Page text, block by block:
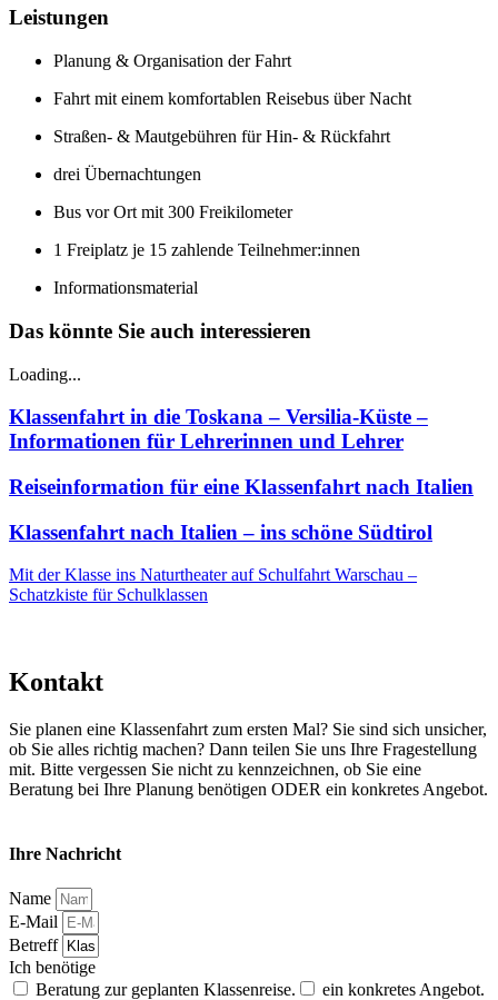
Leistungen
Planung & Organisation der Fahrt
Fahrt mit einem komfortablen Reisebus über Nacht
Straßen- & Mautgebühren für Hin- & Rückfahrt
drei Übernachtungen
Bus vor Ort mit 300 Freikilometer
1 Freiplatz je 15 zahlende Teilnehmer:innen
Informationsmaterial
Das könnte Sie auch interessieren
Loading...
Klassenfahrt in die Toskana – Versilia-Küste –
Informationen für Lehrerinnen und Lehrer
Reiseinformation für eine Klassenfahrt nach Italien
Klassenfahrt nach Italien – ins schöne Südtirol
Mit der Klasse ins Naturtheater auf SchulfahrtWarschau –
Schatzkiste für Schulklassen
Kontakt
Sie planen eine Klassenfahrt zum ersten Mal? Sie sind sich unsicher,
ob Sie alles richtig machen? Dann teilen Sie uns Ihre Fragestellung
mit. Bitte vergessen Sie nicht zu kennzeichnen, ob Sie eine
Beratung bei Ihre Planung benötigen ODER ein konkretes Angebot.
Ihre Nachricht
Name
E-Mail
Betreff
Ich benötige
Beratung zur geplanten Klassenreise.
ein konkretes Angebot.